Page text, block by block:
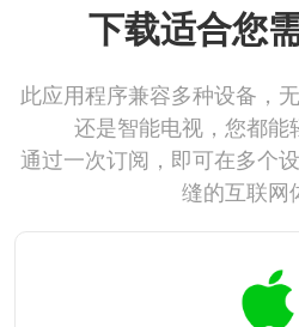
下载适合您
此应用程序兼容多种设备，
还是智能电视，您都能
通过一次订阅，即可在多个
缝的互联网